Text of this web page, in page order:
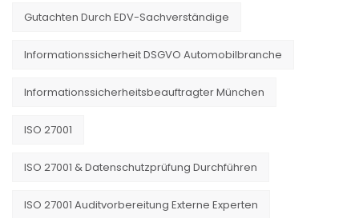
Gutachten Durch EDV-Sachverständige
Informationssicherheit DSGVO Automobilbranche
Informationssicherheitsbeauftragter München
ISO 27001
ISO 27001 & Datenschutzprüfung Durchführen
ISO 27001 Auditvorbereitung Externe Experten